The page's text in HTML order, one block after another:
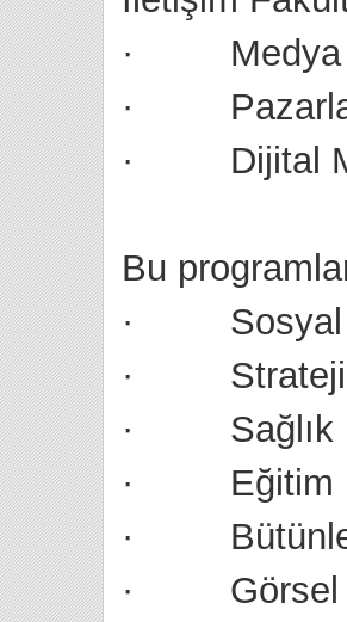
· Medya
·
· Dijital
Bu
· Sosyal
· Stratejik
· Sağlık
· Eğitim
·
· Görsel